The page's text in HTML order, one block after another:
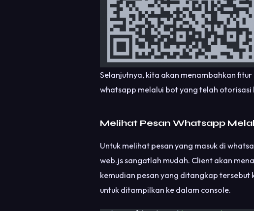
Selanjutnya, kita akan menambahkan
whatsapp melalui bot yang telah otorisasi
Melihat Pesan Whatsapp
Untuk melihat pesan yang masuk di
web.js sangatlah mudah. Client akan
kemudian pesan yang ditangkap tersebut
untuk ditampilkan ke dalam console.